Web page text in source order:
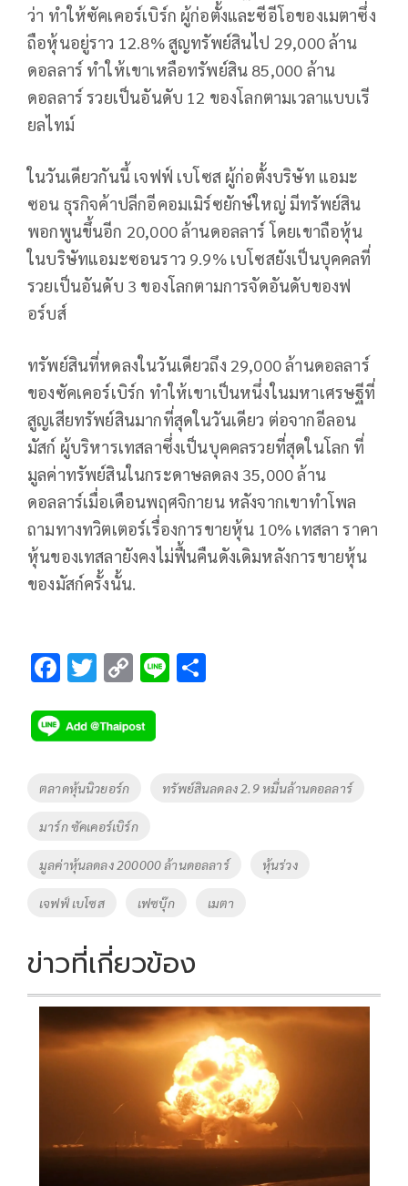
ว่า ทำให้ซัคเคอร์เบิร์ก ผู้ก่อตั้งและซีอีโอของเมตาซึ่ง
ถือหุ้นอยู่ราว 12.8% สูญทรัพย์สินไป 29,000 ล้าน
ดอลลาร์ ทำให้เขาเหลือทรัพย์สิน 85,000 ล้าน
ดอลลาร์ รวยเป็นอันดับ 12 ของโลกตามเวลาแบบเรี
ยลไทม์
ในวันเดียวกันนี้ เจฟฟ์ เบโซส ผู้ก่อตั้งบริษัท แอมะ
ซอน ธุรกิจค้าปลีกอีคอมเมิร์ซยักษ์ใหญ่ มีทรัพย์สิน
พอกพูนขึ้นอีก 20,000 ล้านดอลลาร์ โดยเขาถือหุ้น
ในบริษัทแอมะซอนราว 9.9% เบโซสยังเป็นบุคคลที่
รวยเป็นอันดับ 3 ของโลกตามการจัดอันดับของฟ
อร์บส์
ทรัพย์สินที่หดลงในวันเดียวถึง 29,000 ล้านดอลลาร์
ของซัคเคอร์เบิร์ก ทำให้เขาเป็นหนึ่งในมหาเศรษฐีที่
สูญเสียทรัพย์สินมากที่สุดในวันเดียว ต่อจากอีลอน
มัสก์ ผู้บริหารเทสลาซึ่งเป็นบุคคลรวยที่สุดในโลก ที่
มูลค่าทรัพย์สินในกระดาษลดลง 35,000 ล้าน
ดอลลาร์เมื่อเดือนพฤศจิกายน หลังจากเขาทำโพล
ถามทางทวิตเตอร์เรื่องการขายหุ้น 10% เทสลา ราคา
หุ้นของเทสลายังคงไม่ฟื้นคืนดังเดิมหลังการขายหุ้น
ของมัสก์ครั้งนั้น.
F
e
b
o
o
k
T
tt
er
C
p
y
k
Li
Tags
ตลาดหุ้นนิวยอร์ก ทรัพย์สินลดลง 2.9 หมื่นล้านดอลลาร์
มาร์ก ซัคเคอร์เบิร์ก
มูลค่าหุ้นลดลง 200000 ล้านดอลลาร์ หุ้นร่วง
เจฟฟ์ เบโซส เฟซบุ๊ก เมตา
ข่าวที่เกี่ยวข้อง